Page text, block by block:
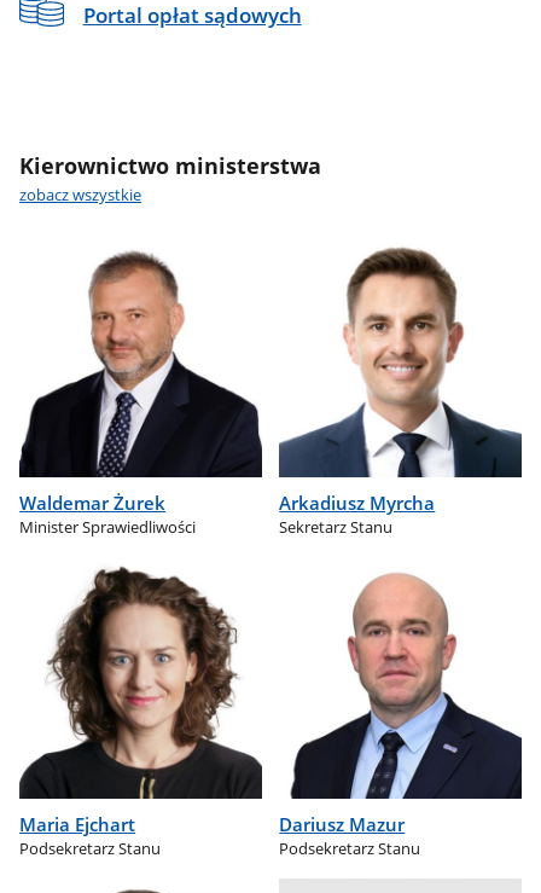
Portal opłat sądowych
Kierownictwo ministerstwa
zobacz wszystkie
Waldemar Żurek
Minister Sprawiedliwości
Arkadiusz Myrcha
Sekretarz Stanu
Maria Ejchart
Podsekretarz Stanu
Dariusz Mazur
Podsekretarz Stanu